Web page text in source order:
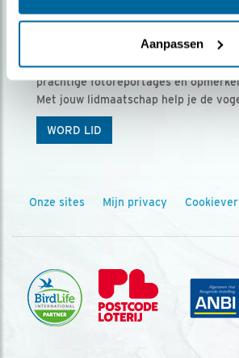
Aanpassen
Ontvang 5 x Vogels voor €
Vogels is het tijdschrift voor onze
prachtige fotoreportages en
Met jouw lidmaatschap help je de
WORD LID
Onze sites Mijn privacy